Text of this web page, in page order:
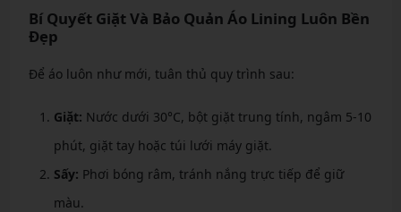
Bí Quyết Giặt Và Bảo Quản Áo Lining Luôn Bền
Đẹp
Để áo luôn như mới, tuân thủ quy trình sau:
Giặt: Nước dưới 30°C, bột giặt trung tính, ngâm 5-10
phút, giặt tay hoặc túi lưới máy giặt.
Sấy: Phơi bóng râm, tránh nắng trực tiếp để giữ
màu.